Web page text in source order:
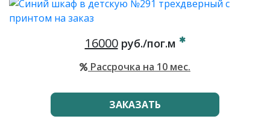
16000руб./пог.м
Рассрочка на 10 мес.
ЗАКАЗАТЬ